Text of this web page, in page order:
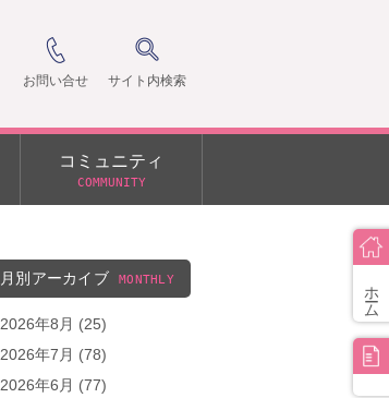
ホーム
お問い合せ サイト内検索
コミュニティ
COMMUNITY
月別アーカイブ MONTHLY
2026年8月 (25)
2026年7月 (78)
2026年6月 (77)